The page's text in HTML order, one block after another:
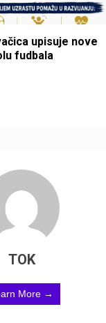
upisuje nove
fudbala
TOK
More →